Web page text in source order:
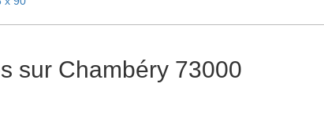
sur Chambéry 73000